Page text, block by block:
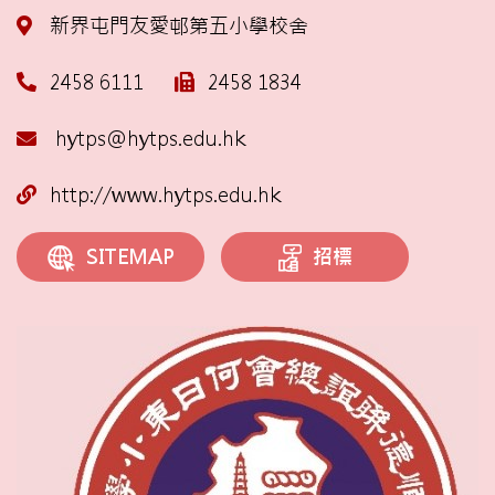
新界屯門友愛邨第五小學校舍
2458 6111 2458 1834
hytps@hytps.edu.hk
http://www.hytps.edu.hk
SITEMAP 招標